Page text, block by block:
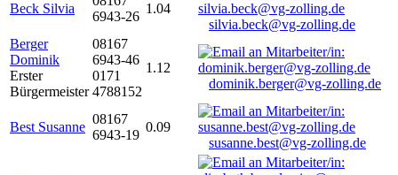
Beck Silvia
6943-26
1.04
silvia.beck@vg-zolling.de
Berger
Dominik
Erster
Bürgermeister
08167
6943-46
0171
4788152
1.12
dominik.berger@vg-zolling.de
Best Susanne
08167
6943-19
0.09
susanne.best@vg-zolling.de